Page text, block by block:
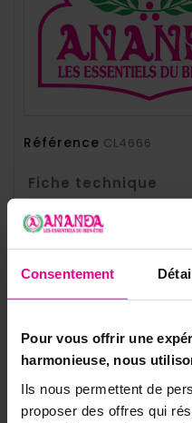
Consentement
Pour vous offrir une
harmonieuse, nous
Ils nous permettent de
proposer des offres qui
Référence CL4666
Fiche technique
Saint
Matériaux Accessoire
Matériaux
Taille De La Statue